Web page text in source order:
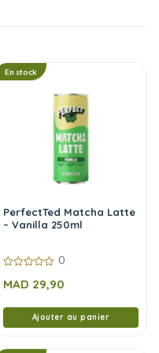
En stock
PerfectTed Matcha Latte
– Vanilla 250ml
sur
0
MAD 29,90
Ajouter au panier